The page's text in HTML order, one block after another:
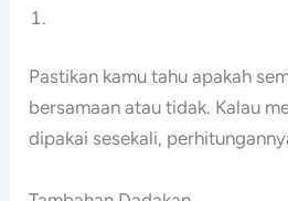
Pastikan kamu tahu apakah
bersamaan atau tidak. Kalau
dipakai sesekali,